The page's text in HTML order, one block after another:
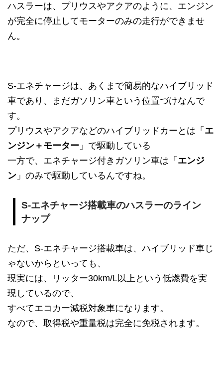
ハスラーは、プリウスやアクアのように、エンジン
が完全に停止してモーターのみの走行ができませ
ん。
S-エネチャージは、あくまで簡易的なハイブリッド
車であり、まだガソリン車という位置づけなんで
す。
プリウスやアクアなどのハイブリッドカーとは「 エ
ンジン＋モーター 」で駆動している
一方で、エネチャージ付きガソリン車は「 エンジ
ン 」のみで駆動しているんですね。
S-エネチャージ搭載車のハスラーのライン
ナップ
ただ、S-エネチャージ搭載車は、ハイブリッド車じ
ゃないからといっても、
現実には、リッター30km/L以上という低燃費を実
現しているので、
すべてエコカー減税対象車になります。
なので、取得税や重量税は完全に免税されます。